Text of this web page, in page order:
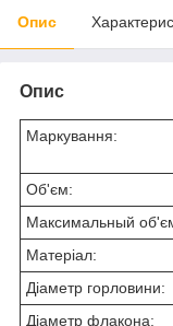
Опис
Опис
Маркування:
Об'єм:
Максимальный
Матеріал:
Діаметр горловини:
Діаметр флакона: